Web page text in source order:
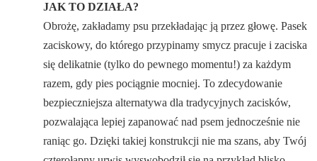
JAK TO DZIAŁA?
Obrożę, zakładamy psu przekładając ją przez głowę. Pasek
zaciskowy, do którego przypinamy smycz pracuje i zaciska
się delikatnie (tylko do pewnego momentu!) za każdym
razem, gdy pies pociągnie mocniej. To zdecydowanie
bezpieczniejsza alternatywa dla tradycyjnych zacisków,
pozwalająca lepiej zapanować nad psem jednocześnie nie
raniąc go. Dzięki takiej konstrukcji nie ma szans, aby Twój